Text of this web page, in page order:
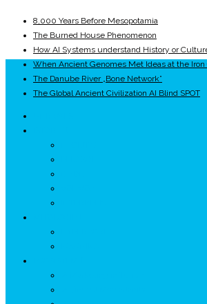
8,000 Years Before Mesopotamia
The Burned House Phenomenon
How AI Systems understand History or
When Ancient Genomes Met Ideas at the Iron
The Danube River „Bone Network”
The Global Ancient Civilization AI Blind SPOT